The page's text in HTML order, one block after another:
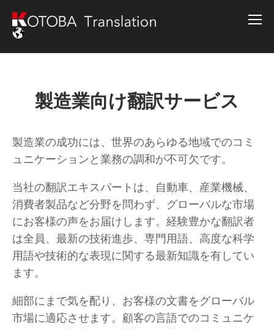
製造業向け翻訳サービス
製造業の成功には、世界のあらゆる地域でのコミ
ュニケーションと業務の調和が不可欠です。
当社の翻訳エキスパートは、自動車、産業機械、
消費者製品など分野を問わず、グローバルな市場
にお客様の声をお届けします。経験豊かな翻訳者
は全員、最新の技術進歩、専門用語、高度な科学
用語や技術的な表現に関する最新知識を有してい
ます。
細部にまで気を配り、お客様の文書をグローバル
市場に適応させます。顧客の言語でのコミュニケ